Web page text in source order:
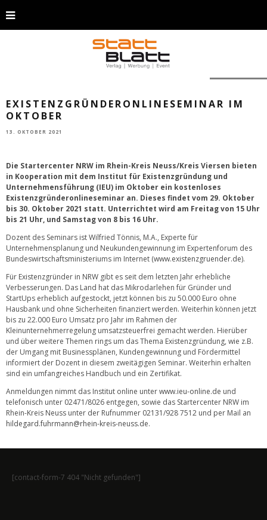
EXISTENZGRÜNDERONLINESEMINAR IM
OKTOBER
13. OKTOBER 2021
Die Startercenter NRW im Rhein-Kreis Neuss/Kreis Viersen bieten
in Kooperation mit dem Institut für Existenzgründung und
Unternehmensführung (IEU) im Oktober ein kostenloses
Existenzgründeronlineseminar an. Dieses findet vom 29. Oktober
bis 30. Oktober 2021 statt. Unterrichtet wird am Freitag von 15 Uhr
bis 21 Uhr, und Samstag von 8 bis 16 Uhr.
Dozent des Seminars ist Wilfried Tönnis, M.A., Experte für
Unternehmensplanung und Neukundengewinnung im Expertenforum des
Bundeswirtschaftsministeriums im Internet (www.existenzgruender.de).
Für Existenzgründer in NRW gibt es seit dem letzten Jahr erhebliche
Verbesserungen. Das Land hat das Mikrodarlehen für Gründer und
StartUps erheblich aufgestockt, jetzt können bis zu 50.000 Euro ohne
Hausbank und ohne Sicherheiten finanziert werden. Weiterhin können jetzt
bis zu 22.000 Euro Umsatz pro Jahr im Rahmen der
Kleinunternehmerregelung umsatzsteuerfrei gemacht werden. Hierüber
und über weitere Themen rings um das Thema Existenzgründung, wie z.B.
der Umgang mit Businessplänen, Kundengewinnung und Fördermittel
informiert der Dozent in diesem zweitägigen Seminar. Weiterhin erhalten
sind ein umfangreiches Handbuch und ein Zertifikat.
Anmeldungen nimmt das Institut online unterwww.ieu-online.de und
telefonisch unter 02471/8026 entgegen, sowie das Startercenter NRW im
Rhein-Kreis Neuss unter der Rufnummer 02131/928 7512 und per Mail an
hildegard.fuhrmann@rhein-kreis-neuss.de.
[contact-form-7 404 "Nicht gefunden"]